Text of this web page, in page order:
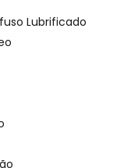
Lubrificado